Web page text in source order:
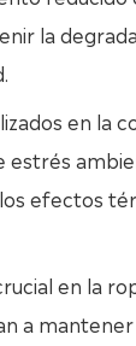
la
en la
efectos
en la
a